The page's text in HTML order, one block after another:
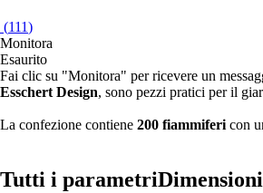
(111)
Monitora
Esaurito
Fai clic su "Monitora" per ricevere un
Esschert Design, sono pezzi pratici per il
La confezione contiene 200 fiammiferi con
Tutti i parametri